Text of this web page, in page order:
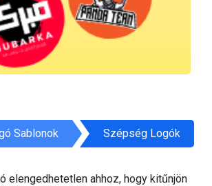
Sablonok Szépség Logók
elengedhetetlen ahhoz, hogy kitűnjön